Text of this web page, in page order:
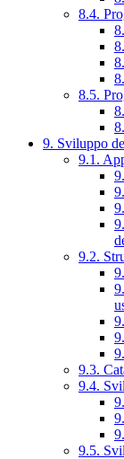
8.4.
8.5.
9. Sviluppo
9.1.
9.2.
9.3.
9.4.
9.5.